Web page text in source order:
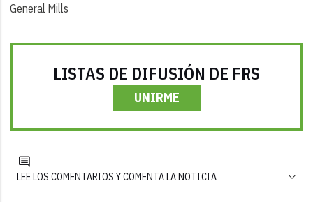
General Mills
LISTAS DE DIFUSIÓN DE FRS
UNIRME
LEE LOS COMENTARIOS Y COMENTA LA NOTICIA